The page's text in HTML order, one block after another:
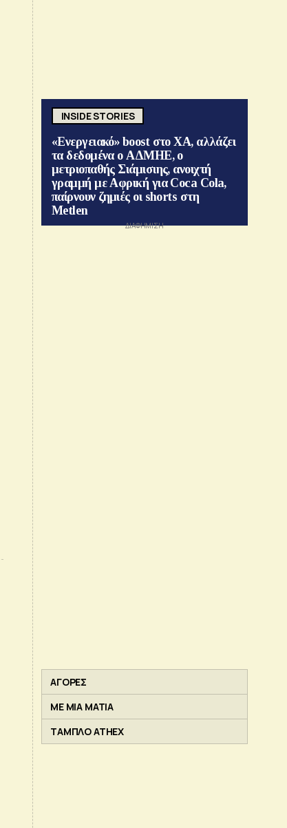
INSIDE STORIES
«Ενεργειακό» boost στο ΧΑ, αλλάζει
τα δεδομένα ο ΑΔΜΗΕ, ο
μετριοπαθής Σιάμισιης, ανοιχτή
γραμμή με Αφρική για Coca Cola,
παίρνουν ζημιές οι shorts στη
Metlen
ΑΓΟΡΕΣ
ΜΕ ΜΙΑ ΜΑΤΙΑ
ΤΑΜΠΛΟ ATHEX